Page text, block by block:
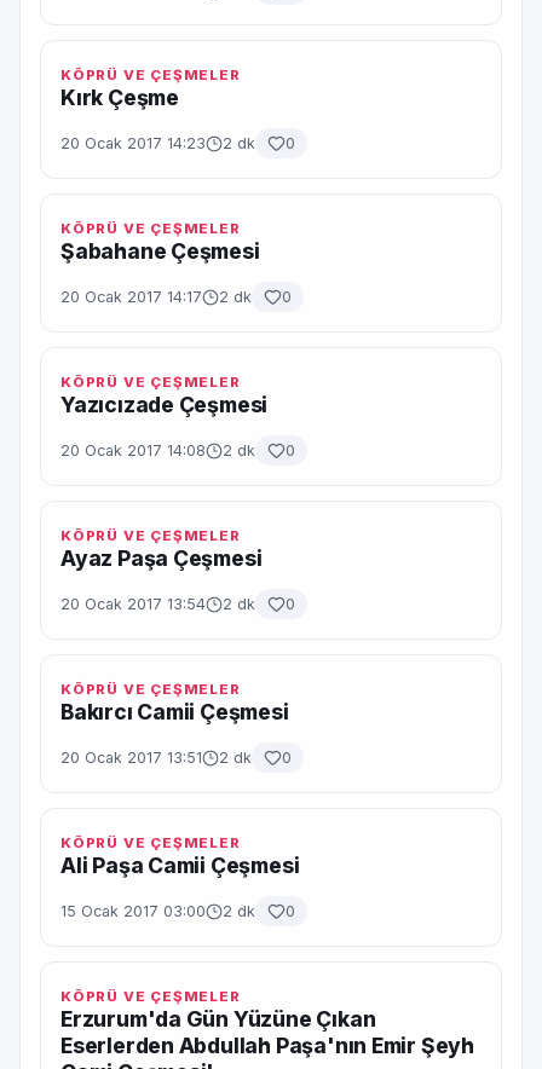
KÖPRÜ VE ÇEŞMELER
Kırk Çeşme
20 Ocak 2017 14:23 2 dk 0
KÖPRÜ VE ÇEŞMELER
Şabahane Çeşmesi
20 Ocak 2017 14:17 2 dk 0
KÖPRÜ VE ÇEŞMELER
Yazıcızade Çeşmesi
20 Ocak 2017 14:08 2 dk 0
KÖPRÜ VE ÇEŞMELER
Ayaz Paşa Çeşmesi
20 Ocak 2017 13:54 2 dk 0
KÖPRÜ VE ÇEŞMELER
Bakırcı Camii Çeşmesi
20 Ocak 2017 13:51 2 dk 0
KÖPRÜ VE ÇEŞMELER
Ali Paşa Camii Çeşmesi
15 Ocak 2017 03:00 2 dk 0
KÖPRÜ VE ÇEŞMELER
Erzurum'da Gün Yüzüne Çıkan
Eserlerden Abdullah Paşa'nın Emir Şeyh